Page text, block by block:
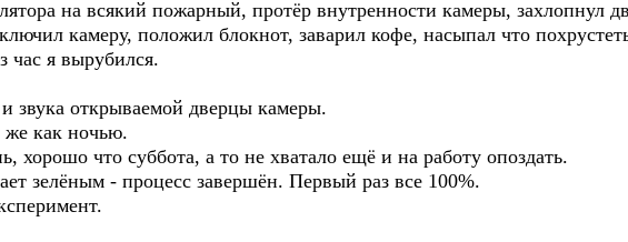
на всякий пожарный, протёр внутренности камеры, захлопнул
камеру, положил блокнот, заварил кофе, насыпал что
час я вырубился.
звука открываемой дверцы камеры.
как ночью.
хорошо что суббота, а то не хватало ещё и на работу опоздать.
зелёным - процесс завершён. Первый раз все 100%.